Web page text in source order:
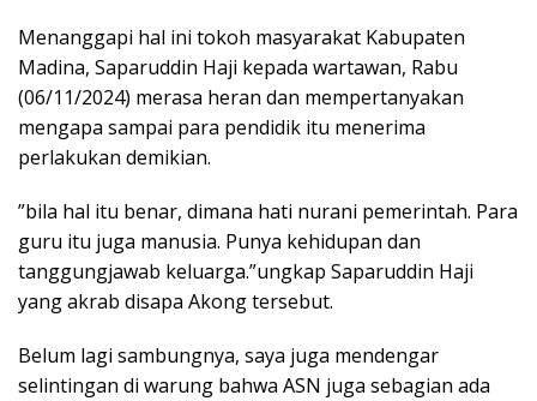
Menanggapi hal ini tokoh masyarakat Kabupaten
Madina, Saparuddin Haji kepada wartawan, Rabu
(06/11/2024) merasa heran dan mempertanyakan
mengapa sampai para pendidik itu menerima
perlakukan demikian.
”bila hal itu benar, dimana hati nurani pemerintah. Para
guru itu juga manusia. Punya kehidupan dan
tanggungjawab keluarga.”ungkap Saparuddin Haji
yang akrab disapa Akong tersebut.
Belum lagi sambungnya, saya juga mendengar
selintingan di warung bahwa ASN juga sebagian ada